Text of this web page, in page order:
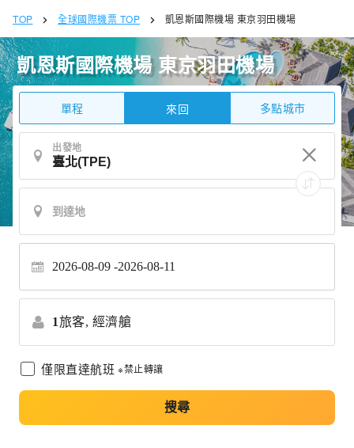
TOP 全球國際機票 TOP 凱恩斯國際機場 東京羽田機場
凱恩斯國際機場 東京羽田機場
單程 來回 多點城市
出發地
2026-08-09 2026-08-11
1旅客, 經濟艙
僅限直達航班 ※禁止轉讓
搜尋